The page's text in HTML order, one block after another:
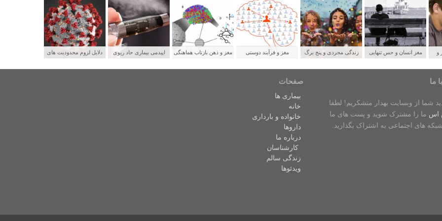
دلایل لزوم محدودیت های
اپیدمی بیماری حاد ریوی
مغز و ذهن بازتاب هماهنگی
مغز و فرآیند دوستی
زندگی مجردی و پنج برگ
مغز انسان و حس تنهایی
و
ما
شما از وبسایت بهدار متشکریم! لطفا
اس ما را مشترک شوید و پست های ما
های اجتماعی به اشتراک بگذارید.
صفحات
بیماری ها
خانه
خانواده و بارداری
داروها
درباره ما
کارشناسان
زندگی سالم
ویدئوها